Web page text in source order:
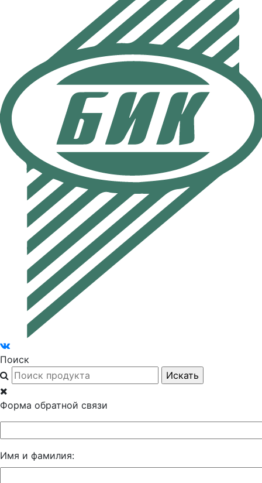
Поиск
Форма обратной связи
Имя и фамилия: